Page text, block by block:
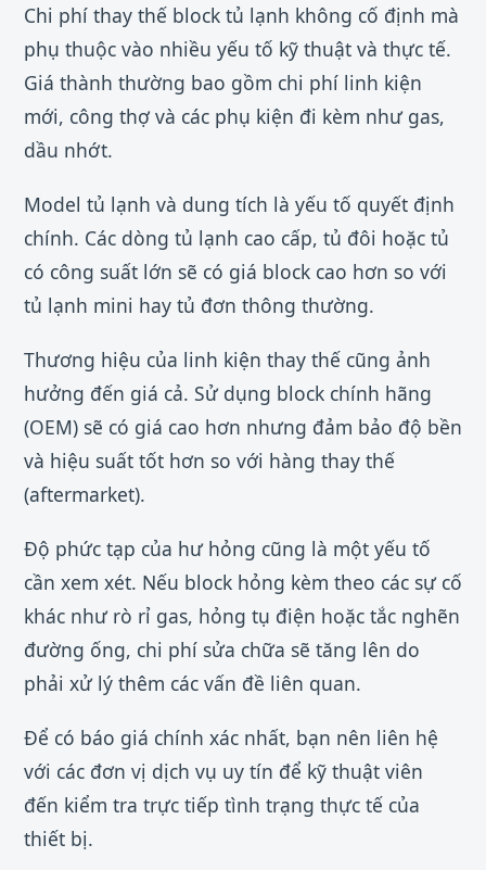
Chi phí thay thế block tủ lạnh không cố định mà
phụ thuộc vào nhiều yếu tố kỹ thuật và thực tế.
Giá thành thường bao gồm chi phí linh kiện
mới, công thợ và các phụ kiện đi kèm như gas,
dầu nhớt.
Model tủ lạnh và dung tích là yếu tố quyết định
chính. Các dòng tủ lạnh cao cấp, tủ đôi hoặc tủ
có công suất lớn sẽ có giá block cao hơn so với
tủ lạnh mini hay tủ đơn thông thường.
Thương hiệu của linh kiện thay thế cũng ảnh
hưởng đến giá cả. Sử dụng block chính hãng
(OEM) sẽ có giá cao hơn nhưng đảm bảo độ bền
và hiệu suất tốt hơn so với hàng thay thế
(aftermarket).
Độ phức tạp của hư hỏng cũng là một yếu tố
cần xem xét. Nếu block hỏng kèm theo các sự cố
khác như rò rỉ gas, hỏng tụ điện hoặc tắc nghẽn
đường ống, chi phí sửa chữa sẽ tăng lên do
phải xử lý thêm các vấn đề liên quan.
Để có báo giá chính xác nhất, bạn nên liên hệ
với các đơn vị dịch vụ uy tín để kỹ thuật viên
đến kiểm tra trực tiếp tình trạng thực tế của
thiết bị.